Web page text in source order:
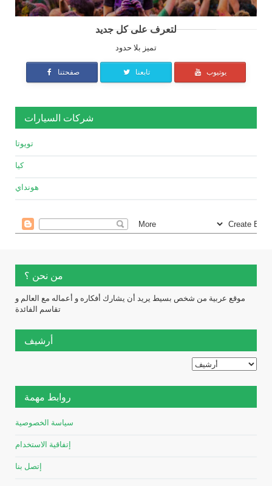
لتعرف على كل جديد
تميز بلا حدود
صفحتنا تابعنا يوتيوب
شركات السيارات
تويوتا
كيا
هونداي
من نحن ؟
موقع عربية من شخص بسيط يريد أن يشارك أفكاره و أعماله مع العالم و
تقاسم الفائدة
أرشيف
روابط مهمة
سياسة الخصوصية
إتفاقية الاستخدام
إتصل بنا